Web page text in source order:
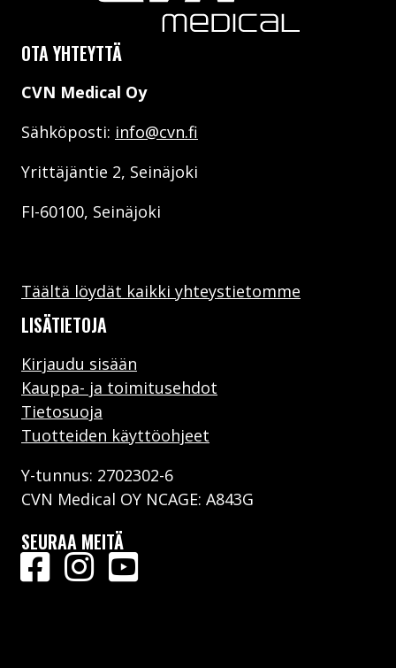
OTA YHTEYTTÄ
CVN Medical Oy
Sähköposti: info@cvn.fi
Yrittäjäntie 2, Seinäjoki
FI-60100, Seinäjoki
Täältä löydät kaikki yhteystietomme
LISÄTIETOJA
Kirjaudu sisään
Kauppa- ja toimitusehdot
Tietosuoja
Tuotteiden käyttöohjeet
Y-tunnus: 2702302-6
CVN Medical OY NCAGE: A843G
SEURAA MEITÄ